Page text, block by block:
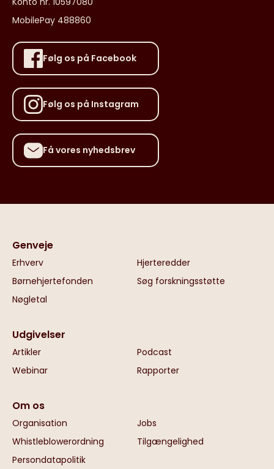
MobilePay 488860
Følg os på Facebook
Følg os på Instagram
Få vores nyhedsbrev
Genveje
Erhverv
Hjerteredder
Børnehjertefonden
Søg forskningsstøtte
Nøgletal
Udgivelser
Artikler
Podcast
Webinar
Rapporter
Om os
Organisation
Jobs
Whistleblowerordning
Tilgængelighed
Persondatapolitik